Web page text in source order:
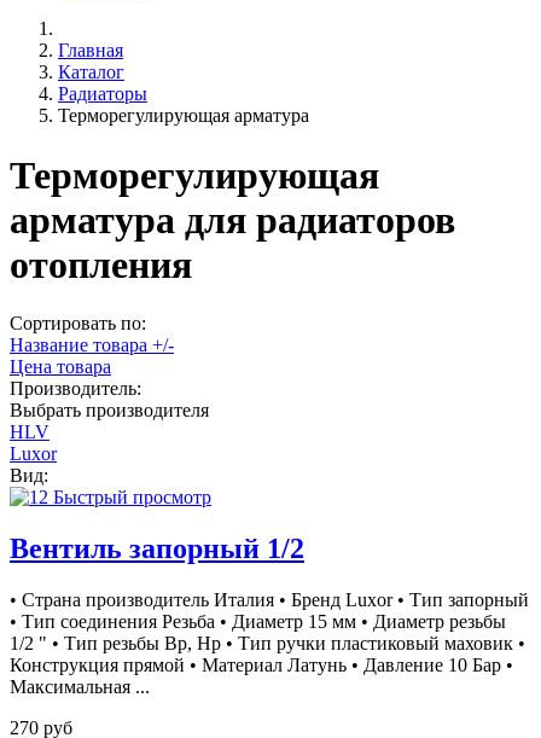
Главная
Каталог
Радиаторы
Терморегулирующая арматура
Терморегулирующая
арматура для радиаторов
отопления
Сортировать по:
Название товара +/-
Цена товара
Производитель:
Выбрать производителя
HLV
Luxor
Вид:
Быстрый просмотр
Вентиль запорный 1/2
• Страна производитель Италия • Бренд Luxor • Тип запорный
• Тип соединения Резьба • Диаметр 15 мм • Диаметр резьбы
1/2 " • Тип резьбы Вр, Нр • Тип ручки пластиковый маховик •
Конструкция прямой • Материал Латунь • Давление 10 Бар •
Максимальная ...
270 руб